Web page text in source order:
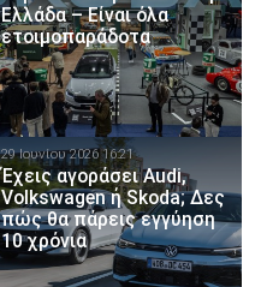
Ελλάδα – Είναι όλα
ετοιμοπαράδοτα
29 Ιουνίου 2026 16:21
Έχεις αγοράσει Audi,
Volkswagen ή Skoda; Δες
πώς θα πάρεις εγγύηση
10 χρόνια